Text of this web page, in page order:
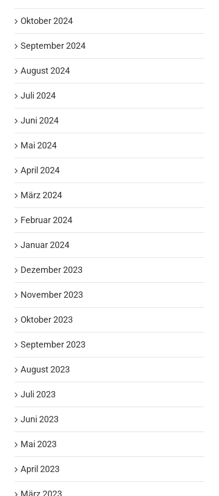
Oktober 2024
September 2024
August 2024
Juli 2024
Juni 2024
Mai 2024
April 2024
März 2024
Februar 2024
Januar 2024
Dezember 2023
November 2023
Oktober 2023
September 2023
August 2023
Juli 2023
Juni 2023
Mai 2023
April 2023
März 2023